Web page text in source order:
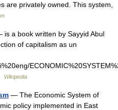
are privately owned. This system,
is a book written by Sayyid Abul
of capitalism as un
Wikipedia
— The Economic System of
policy implemented in East